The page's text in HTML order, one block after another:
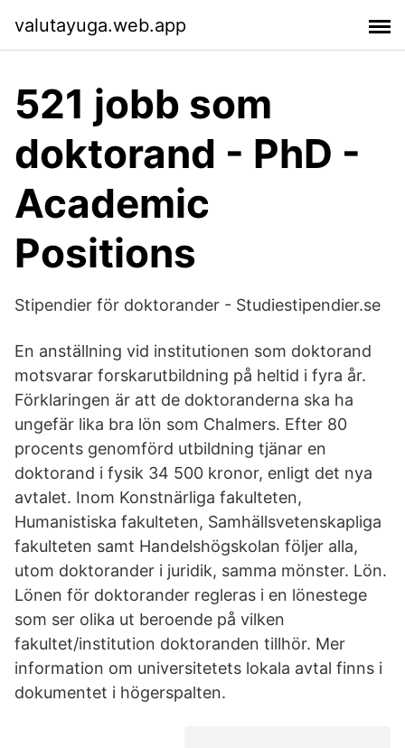
valutayuga.web.app
521 jobb som
doktorand - PhD -
Academic
Positions
Stipendier för doktorander - Studiestipendier.se
En anställning vid institutionen som doktorand
motsvarar forskarutbildning på heltid i fyra år.
Förklaringen är att de doktoranderna ska ha
ungefär lika bra lön som Chalmers. Efter 80
procents genomförd utbildning tjänar en
doktorand i fysik 34 500 kronor, enligt det nya
avtalet. Inom Konstnärliga fakulteten,
Humanistiska fakulteten, Samhällsvetenskapliga
fakulteten samt Handelshögskolan följer alla,
utom doktorander i juridik, samma mönster. Lön.
Lönen för doktorander regleras i en lönestege
som ser olika ut beroende på vilken
fakultet/institution doktoranden tillhör. Mer
information om universitetets lokala avtal finns i
dokumentet i högerspalten.